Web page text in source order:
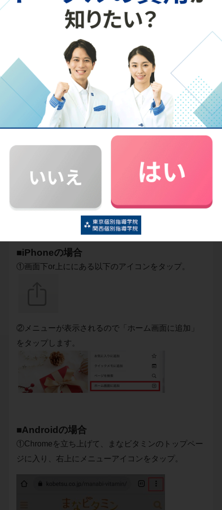
ゼロ塾ガイド
【2026年最新】個別指導塾おすすめ
合う塾がわかる
）
を
ホーム画面に加しよう！
以下の手順で、スマホのホーム画面にアイコンが追
今後はアイコンをタップするだけで、簡単に「まな
ビタミン」へアクセスできるので、ぜひお試しくだ
■iPhoneの場合
①画面下or上ににある以下のアイコンをタップ。
②メニューが表示されるので「ホーム画面に追加」
をタップします。
■Androidの場合
①Chromeを立ち上げて、まなビタミンのトップペー
ジに入り、右上にメニューアイコンをタップ。